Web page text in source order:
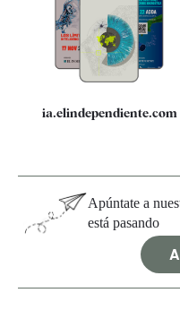
Quiénes somos
Especificaciones
ia.elindependiente.com
Apúntate a
está pasando